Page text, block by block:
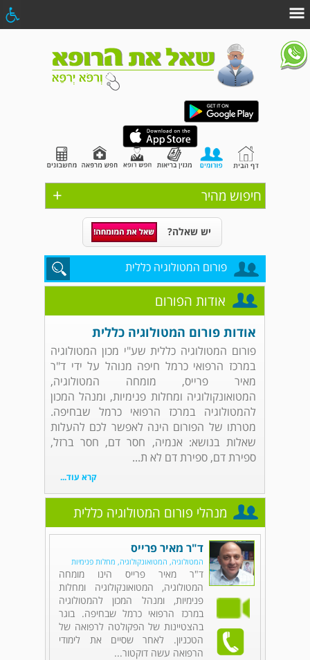
+ חיפוש מהיר
יש שאלה?
פורום המטולוגיה כללית
אודות הפורום
אודות פורום המטולוגיה כללית
פורום המטולוגיה כללית שע"י מכון המטולוגיה
במרכז הרפואי כרמל חיפה מנוהל על ידי ד"ר
מאיר פרייס, מומחה המטולוגיה,
המטואונקולוגיה ומחלות פנימיות, ומנהל המכון
להמטולוגיה במרכז הרפואי כרמל שבחיפה.
מטרתו של הפורום הינה לאפשר לכם להעלות
שאלות בנושא: אנמיה, חסר דם, חסר ברזל,
ספירת דם, ספירת דם לא ת...
קרא עוד...
מנהלי פורום המטולוגיה כללית
ד"ר מאיר פרייס
המטולוגיה, המטואונקולוגיה, מחלות פנימיות
ד"ר מאיר פרייס הינו מומחה
המטולוגיה, המטואונקולוגיה ומחלות
פנימיות, ומנהל המכון להמטולוגיה
במרכז הרפואי כרמל שבחיפה. בוגר
בהצטיינות של הפקולטה לרפואה של
הטכניון. לאחר שסיים את לימודי
הרפואה עשה דוקטור...